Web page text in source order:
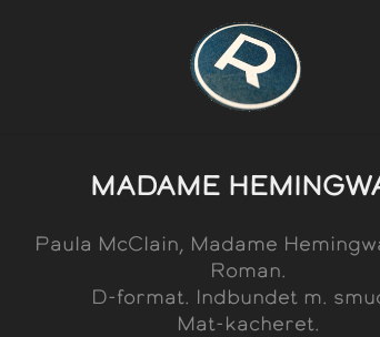
MADAME
Paula McClain, Madame
Roman.
D-format. Indbundet m.
Mat-kacheret.